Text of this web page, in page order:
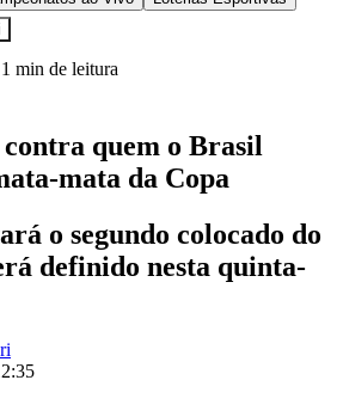
da sua região
Novo
Audir
1 min de leitura
contra quem o Brasil
mata da Copa
o segundo colocado do
definido nesta quinta-